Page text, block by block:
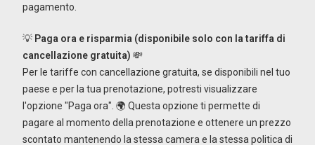
pagamento.
💡 Paga ora e risparmia (disponibile solo con la tariffa di
cancellazione gratuita) 💸
Per le tariffe con cancellazione gratuita, se disponibili nel tuo
paese e per la tua prenotazione, potresti visualizzare
l'opzione "Paga ora". 🌍 Questa opzione ti permette di
pagare al momento della prenotazione e ottenere un prezzo
scontato mantenendo la stessa camera e la stessa politica di